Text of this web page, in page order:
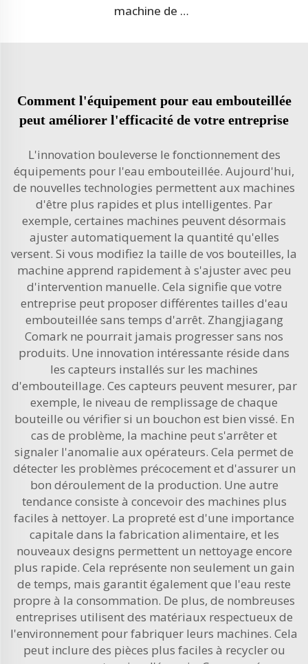
machine de remplissage d'eau pour fûts de 3 à 5 gallons 900 BPH
Comment l'équipement pour eau embouteillée
peut améliorer l'efficacité de votre entreprise
L'innovation bouleverse le fonctionnement des
équipements pour l'eau embouteillée. Aujourd'hui,
de nouvelles technologies permettent aux machines
d'être plus rapides et plus intelligentes. Par
exemple, certaines machines peuvent désormais
ajuster automatiquement la quantité qu'elles
versent. Si vous modifiez la taille de vos bouteilles, la
machine apprend rapidement à s'ajuster avec peu
d'intervention manuelle. Cela signifie que votre
entreprise peut proposer différentes tailles d'eau
embouteillée sans temps d'arrêt. Zhangjiagang
Comark ne pourrait jamais progresser sans nos
produits. Une innovation intéressante réside dans
les capteurs installés sur les machines
d'embouteillage. Ces capteurs peuvent mesurer, par
exemple, le niveau de remplissage de chaque
bouteille ou vérifier si un bouchon est bien vissé. En
cas de problème, la machine peut s'arrêter et
signaler l'anomalie aux opérateurs. Cela permet de
détecter les problèmes précocement et d'assurer un
bon déroulement de la production. Une autre
tendance consiste à concevoir des machines plus
faciles à nettoyer. La propreté est d'une importance
capitale dans la fabrication alimentaire, et les
nouveaux designs permettent un nettoyage encore
plus rapide. Cela représente non seulement un gain
de temps, mais garantit également que l'eau reste
propre à la consommation. De plus, de nombreuses
entreprises utilisent des matériaux respectueux de
l'environnement pour fabriquer leurs machines. Cela
peut inclure des pièces plus faciles à recycler ou